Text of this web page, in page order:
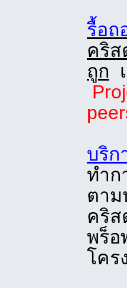
รื้อถ
คริ
ถูก
บริก
ทำก
ตา
คริ
พร็อ
โคร